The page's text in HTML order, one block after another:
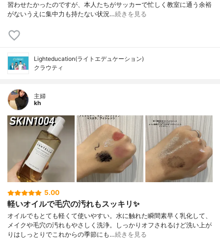
習わせたかったのですが、本人たちがサッカーで忙しく教室に通う余裕
がないうえに集中力も持たない状況…続きを見る
Lighteducation(ライトエデュケーション)
クラウティ
主婦
kh
5.00
軽いオイルで毛穴の汚れもスッキリ✨
オイルでもとても軽くて使いやすい。水に触れた瞬間素早く乳化して、
メイクや毛穴の汚れもやさしく洗浄。しっかりオフされるけど洗い上が
りはしっとりでこれからの季節にも…続きを見る